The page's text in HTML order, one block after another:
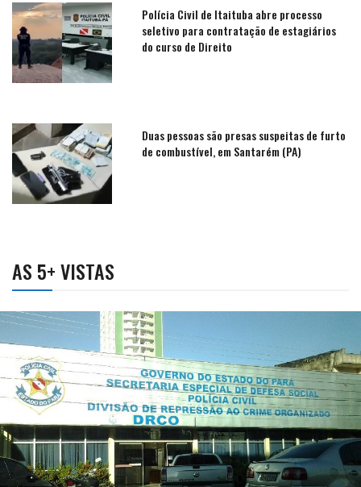
Polícia Civil de Itaituba abre processo
seletivo para contratação de estagiários
do curso de Direito
Duas pessoas são presas suspeitas de furto
de combustível, em Santarém (PA)
AS 5+ VISTAS